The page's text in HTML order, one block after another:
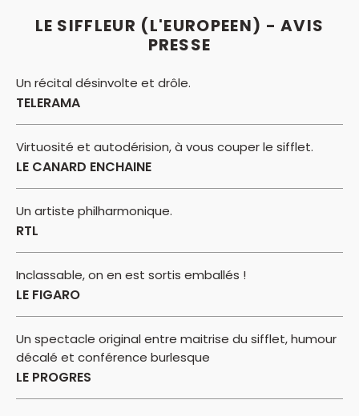
LE SIFFLEUR (L'EUROPEEN) - AVIS
PRESSE
Un récital désinvolte et drôle.
TELERAMA
Virtuosité et autodérision, à vous couper le sifflet.
LE CANARD ENCHAINE
Un artiste philharmonique.
RTL
Inclassable, on en est sortis emballés !
LE FIGARO
Un spectacle original entre maitrise du sifflet, humour
décalé et conférence burlesque
LE PROGRES